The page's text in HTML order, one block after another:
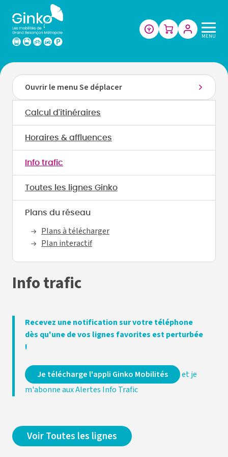
Les
mobilités
Besançon
Métropole
MENU
Ouvrir le menu Se déplacer
Calcul d'itinéraires
Horaires & affluences
Info trafic
Toutes les lignes Ginko
Plans du réseau
Plans à télécharger
Plan interactif
Info trafic
Recevez une notification sur votre téléphone
dès qu'une de vos lignes favorites est perturbée
!
Je télécharge l'appli Ginko Mobilités
et je
m'abonne aux Alertes Info Trafic
Voir Toutes les lignes